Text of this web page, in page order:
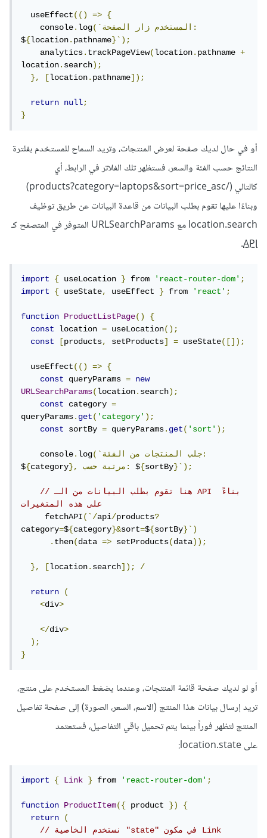
  useEffect
(() =>
{
    console
.log (`المستخدم زار
الصفحة:
${location.pathname}`);
    analytics
.trackPageView(location.pathname +
location.search);
},
[location.pathname]);
return null;
}
أو في حال لديك صفحة لعرض المنتجات، وتريد السماح للمستخدم بفلترة
النتائج حسب الفئة والسعر، فستظهر تلك الفلاتر في الرابط، أي
كالتالي (/products?category=laptops&sort=price_asc)
وبناءًا عليها تقوم بطلب البيانات من قاعدة البيانات عن طريق توظيف
location.search مع URLSearchParams المتوفر في المتصفح كـ
API
.
import { useLocation } from 'react-router-dom';
import
{ useState, useEffect } from 'react';
function ProductListPage()
{
const
location = useLocation();
const
[products, setProducts] = useState([]);
  useEffect
(() =>
{
const
queryParams =
new
URLSearchParams(location.search);
const
category =
queryParams.get('category');
const
sortBy = queryParams.get('sort');
    console
.log (`جلب المنتجات من
الفئة:
${category}, مرتبةحسب: ${sortBy}`);
// هنا تقوم بطلب البيانات من الـ API بناءً
على هذه المتغيرات
     fetchAPI
(`/api/products?
category=${category}&sort=${sortBy}`)
.then(data => setProducts(data));
}, [location.search]); /
return
(
<div>
</div>
);
}
أو لو لديك صفحة قائمة المنتجات، وعندما يضغط المستخدم على منتج،
تريد إرسال بيانات هذا المنتج (الاسم، السعر، الصورة) إلى صفحة تفاصيل
المنتج لتظهر فوراً بينما يتم تحميل باقي التفاصيل، فستعتمد
على location.state:
import { Link } from 'react-router-dom';
function ProductItem({ product })
{
return
(
// نستخدم الخاصية "state" في مكون Link